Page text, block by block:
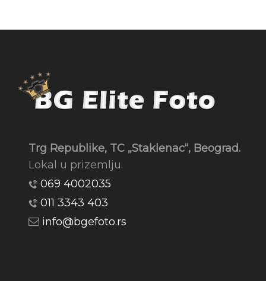
Trg Republike, TC „Staklenac“, Beograd.
Lokal u prizemlju.
069 4002035
011 3343 403
info@bgefoto.rs